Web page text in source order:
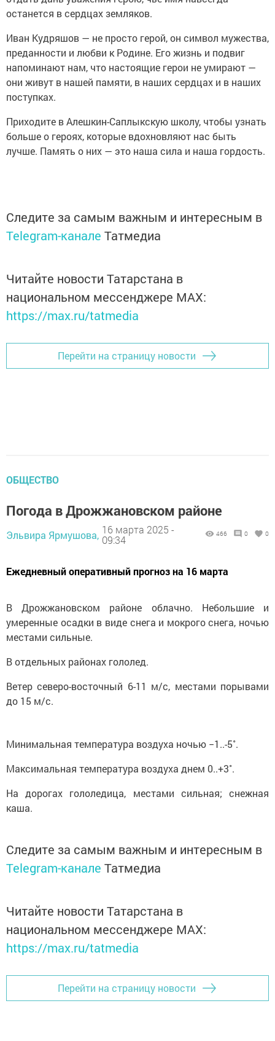
останется в сердцах земляков.
Иван Кудряшов — не просто герой, он символ мужества,
преданности и любви к Родине. Его жизнь и подвиг
напоминают нам, что настоящие герои не умирают —
они живут в нашей памяти, в наших сердцах и в наших
поступках.
Приходите в Алешкин-Саплыкскую школу, чтобы узнать
больше о героях, которые вдохновляют нас быть
лучше. Память о них — это наша сила и наша гордость.
Следите за самым важным и интересным в
Telegram-канале Татмедиа
Читайте новости Татарстана в
национальном мессенджере MАХ:
https://max.ru/tatmedia
Перейти на страницу новости
ОБЩЕСТВО
Погода в Дрожжановском районе
Эльвира Ярмушова, 16 марта 2025 -
09:34
466 0 0
Ежедневный оперативный прогноз на 16 марта
В Дрожжановском районе облачно. Небольшие и
умеренные осадки в виде снега и мокрого снега, ночью
местами сильные.
В отдельных районах гололед.
Ветер северо-восточный 6-11 м/с, местами порывами
до 15 м/с.
Минимальная температура воздуха ночью −1..-5˚.
Максимальная температура воздуха днем 0..+3˚.
На дорогах гололедица, местами сильная; снежная
каша.
Следите за самым важным и интересным в
Telegram-канале Татмедиа
Читайте новости Татарстана в
национальном мессенджере MАХ:
https://max.ru/tatmedia
Перейти на страницу новости